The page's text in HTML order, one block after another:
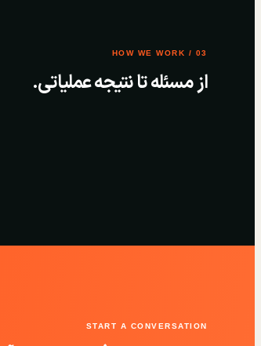
03 / HOW WE WORK
از مسئله تا نتیجه عملیاتی.
START A CONVERSATION